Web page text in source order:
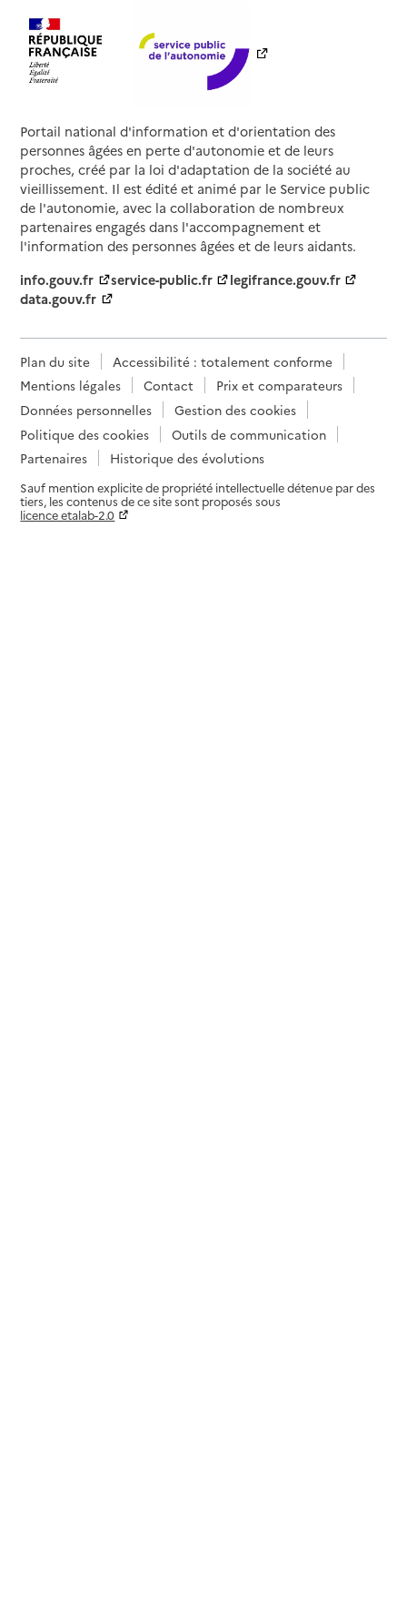
Portail national d'information et d'orientation des
personnes âgées en perte d'autonomie et de leurs
proches, créé par la loi d'adaptation de la société au
vieillissement. Il est édité et animé par le Service public
de l'autonomie, avec la collaboration de nombreux
partenaires engagés dans l'accompagnement et
l'information des personnes âgées et de leurs aidants.
info.gouv.fr
service-public.fr
legifrance.gouv.fr
data.gouv.fr
Plan du site
Accessibilité : totalement conforme
Mentions légales
Contact
Prix et comparateurs
Données personnelles
Gestion des cookies
Politique des cookies
Outils de communication
Partenaires
Historique des évolutions
Sauf mention explicite de propriété intellectuelle détenue par des
tiers, les contenus de ce site sont proposés sous
licence etalab-2.0